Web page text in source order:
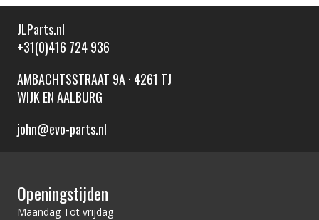
JLParts.nl
+31(0)416 724 936
AMBACHTSSTRAAT 9A · 4261 TJ
WIJK EN AALBURG
john@evo-parts.nl
Openingstijden
Maandag Tot vrijdag